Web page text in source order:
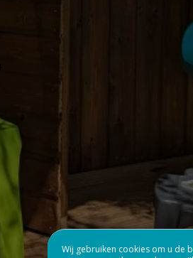
Wij gebruiken cookies om u de